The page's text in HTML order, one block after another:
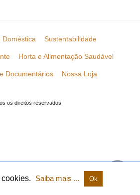
Doméstica Sustentabilidade
Horta e Alimentação Saudável
Documentários Nossa Loja
os direitos reservados
Saiba mais ... Ok